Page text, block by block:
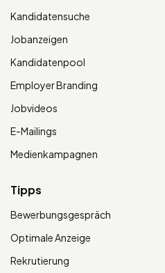
Kandidatensuche
Jobanzeigen
Kandidatenpool
Employer Branding
Jobvideos
E-Mailings
Medienkampagnen
Tipps
Bewerbungsgespräch
Optimale Anzeige
Rekrutierung